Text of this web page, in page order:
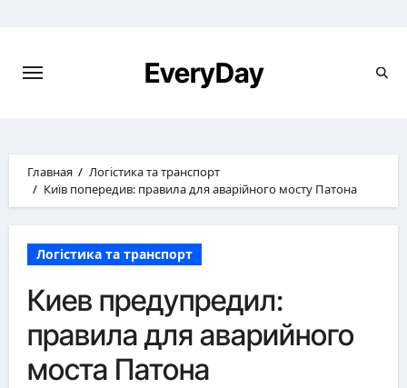
EveryDay
Главная
Логістика та транспорт
Київ попередив: правила для аварійного мосту Патона
Логістика та транспорт
Киев предупредил:
правила для аварийного
моста Патона